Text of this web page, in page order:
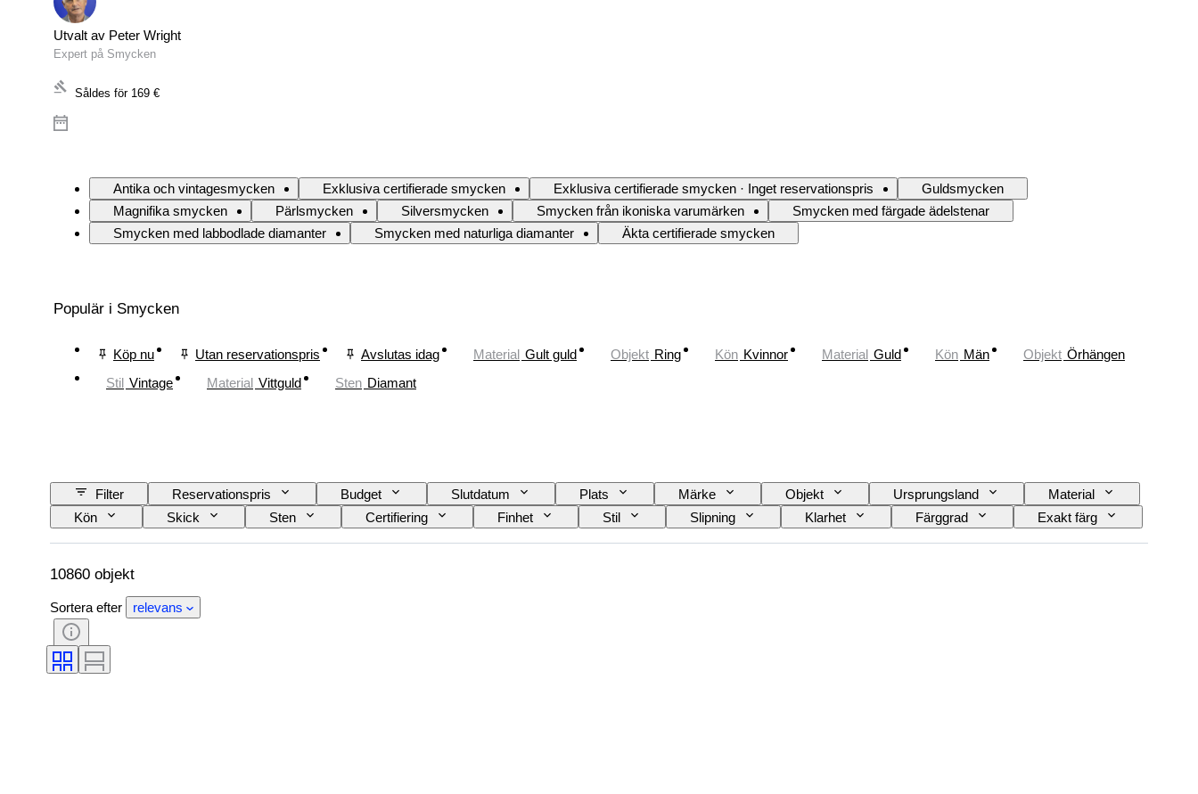
Utvalt av Peter Wright
Expert på Smycken
Såldes för 169 €
Antika och vintagesmycken Exklusiva certifierade smycken Exklusiva certifierade smycken · Inget reservationspris
Guldsmycken
Magnifika smycken
Pärlsmycken Silversmycken Smycken från ikoniska varumärken
Smycken med färgade ädelstenar
Smycken med labbodlade diamanter
Smycken med naturliga diamanter Äkta certifierade smycken
Populär i Smycken
Köp nu Utan reservationspris Avslutas idag Material Gult guld Objekt Ring Kön Kvinnor Material Guld Kön Män Objekt Örhängen
Stil Vintage Material Vittguld Sten Diamant
Filter Reservationspris Budget Slutdatum Plats Märke Objekt Ursprungsland
Material
Kön
Skick Sten Certifiering Finhet Stil Slipning Klarhet Färggrad
Exakt färg
Produktstorlek
Ädelstenens transparens Behandling Diamanttyp Pärlglans Era
Fancy-färgintensitet
10860 objekt
Sortera efter relevans